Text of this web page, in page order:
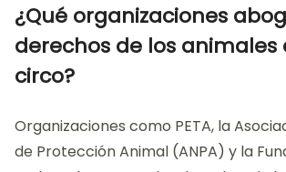
¿Qué organizaciones
derechos de los animales
circo?
Organizaciones como PETA, la
de Protección Animal (ANPA) y la